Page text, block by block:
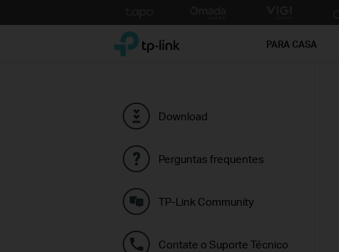
to
TP-Link, Reliably Smart PARA CASA
Download
Perguntas frequentes
TP-Link Community
Contate o Suporte Técnico